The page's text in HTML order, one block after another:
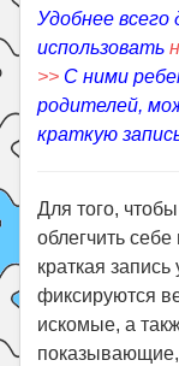
Удобнее всего
использовать
>> С ними
родителей,
краткую
Для того,
облегчить
краткая
фиксируются
искомые, а
показывающие,